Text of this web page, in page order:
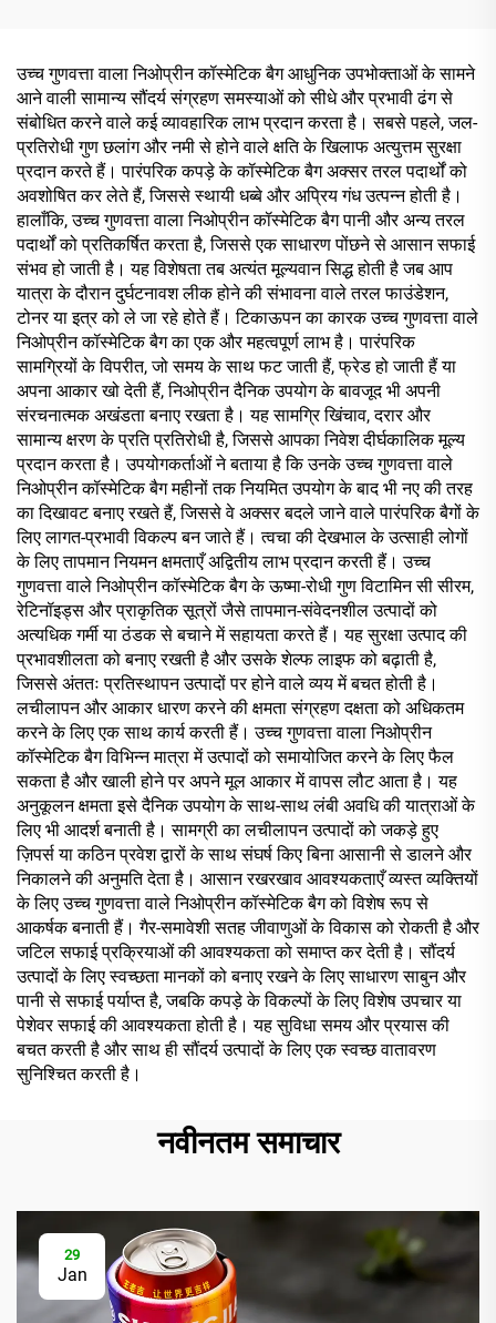
उच्च गुणवत्ता वाला निओप्रीन कॉस्मेटिक बैग आधुनिक उपभोक्ताओं के सामने
आने वाली सामान्य सौंदर्य संग्रहण समस्याओं को सीधे और प्रभावी ढंग से
संबोधित करने वाले कई व्यावहारिक लाभ प्रदान करता है। सबसे पहले, जल-
प्रतिरोधी गुण छलांग और नमी से होने वाले क्षति के खिलाफ अत्युत्तम सुरक्षा
प्रदान करते हैं। पारंपरिक कपड़े के कॉस्मेटिक बैग अक्सर तरल पदार्थों को
अवशोषित कर लेते हैं, जिससे स्थायी धब्बे और अप्रिय गंध उत्पन्न होती है।
हालाँकि, उच्च गुणवत्ता वाला निओप्रीन कॉस्मेटिक बैग पानी और अन्य तरल
पदार्थों को प्रतिकर्षित करता है, जिससे एक साधारण पोंछने से आसान सफाई
संभव हो जाती है। यह विशेषता तब अत्यंत मूल्यवान सिद्ध होती है जब आप
यात्रा के दौरान दुर्घटनावश लीक होने की संभावना वाले तरल फाउंडेशन,
टोनर या इत्र को ले जा रहे होते हैं। टिकाऊपन का कारक उच्च गुणवत्ता वाले
निओप्रीन कॉस्मेटिक बैग का एक और महत्वपूर्ण लाभ है। पारंपरिक
सामग्रियों के विपरीत, जो समय के साथ फट जाती हैं, फ्रेड हो जाती हैं या
अपना आकार खो देती हैं, निओप्रीन दैनिक उपयोग के बावजूद भी अपनी
संरचनात्मक अखंडता बनाए रखता है। यह सामग्रि खिंचाव, दरार और
सामान्य क्षरण के प्रति प्रतिरोधी है, जिससे आपका निवेश दीर्घकालिक मूल्य
प्रदान करता है। उपयोगकर्ताओं ने बताया है कि उनके उच्च गुणवत्ता वाले
निओप्रीन कॉस्मेटिक बैग महीनों तक नियमित उपयोग के बाद भी नए की तरह
का दिखावट बनाए रखते हैं, जिससे वे अक्सर बदले जाने वाले पारंपरिक बैगों के
लिए लागत-प्रभावी विकल्प बन जाते हैं। त्वचा की देखभाल के उत्साही लोगों
के लिए तापमान नियमन क्षमताएँ अद्वितीय लाभ प्रदान करती हैं। उच्च
गुणवत्ता वाले निओप्रीन कॉस्मेटिक बैग के ऊष्मा-रोधी गुण विटामिन सी सीरम,
रेटिनॉइड्स और प्राकृतिक सूत्रों जैसे तापमान-संवेदनशील उत्पादों को
अत्यधिक गर्मी या ठंडक से बचाने में सहायता करते हैं। यह सुरक्षा उत्पाद की
प्रभावशीलता को बनाए रखती है और उसके शेल्फ लाइफ को बढ़ाती है,
जिससे अंततः प्रतिस्थापन उत्पादों पर होने वाले व्यय में बचत होती है।
लचीलापन और आकार धारण करने की क्षमता संग्रहण दक्षता को अधिकतम
करने के लिए एक साथ कार्य करती हैं। उच्च गुणवत्ता वाला निओप्रीन
कॉस्मेटिक बैग विभिन्न मात्रा में उत्पादों को समायोजित करने के लिए फैल
सकता है और खाली होने पर अपने मूल आकार में वापस लौट आता है। यह
अनुकूलन क्षमता इसे दैनिक उपयोग के साथ-साथ लंबी अवधि की यात्राओं के
लिए भी आदर्श बनाती है। सामग्री का लचीलापन उत्पादों को जकड़े हुए
ज़िपर्स या कठिन प्रवेश द्वारों के साथ संघर्ष किए बिना आसानी से डालने और
निकालने की अनुमति देता है। आसान रखरखाव आवश्यकताएँ व्यस्त व्यक्तियों
के लिए उच्च गुणवत्ता वाले निओप्रीन कॉस्मेटिक बैग को विशेष रूप से
आकर्षक बनाती हैं। गैर-समावेशी सतह जीवाणुओं के विकास को रोकती है और
जटिल सफाई प्रक्रियाओं की आवश्यकता को समाप्त कर देती है। सौंदर्य
उत्पादों के लिए स्वच्छता मानकों को बनाए रखने के लिए साधारण साबुन और
पानी से सफाई पर्याप्त है, जबकि कपड़े के विकल्पों के लिए विशेष उपचार या
पेशेवर सफाई की आवश्यकता होती है। यह सुविधा समय और प्रयास की
बचत करती है और साथ ही सौंदर्य उत्पादों के लिए एक स्वच्छ वातावरण
सुनिश्चित करती है।
नवीनतम समाचार
29
Jan